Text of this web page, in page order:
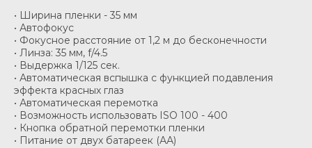
• Ширина пленки - 35 мм
• Автофокус
• Фокусное расстояние от 1,2 м до бесконечности
• Линза: 35 мм, f/4.5
• Выдержка 1/125 сек.
• Автоматическая вспышка с функцией подавления
эффекта красных глаз
• Автоматическая перемотка
• Возможность использовать ISO 100 - 400
• Кнопка обратной перемотки пленки
• Питание от двух батареек (АА)